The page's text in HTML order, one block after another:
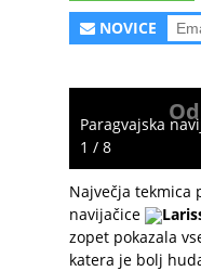
NOVICE
Paragvajska
1 / 8
Največja tekmica
navijačice
zopet pokazala
katera je bolj